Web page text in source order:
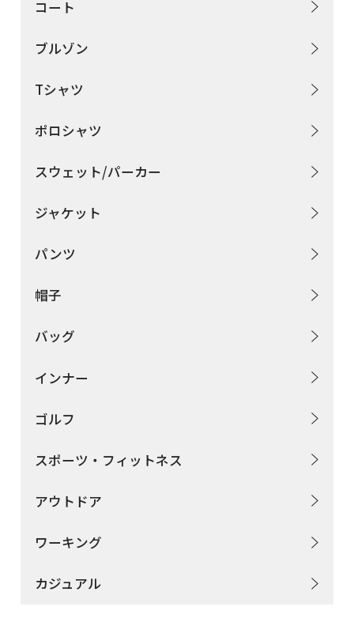
東京本社 〒150-0001 東京都渋谷区神宮前1-3-10
Tamurakoma Textile Baseについて
会社概要
プライバシーポリシー
利用規約
コート
ブルゾン
Tシャツ
ポロシャツ
スウェット/パーカー
ジャケット
パンツ
帽子
バッグ
インナー
ゴルフ
スポーツ・フィットネス
アウトドア
ワーキング
カジュアル